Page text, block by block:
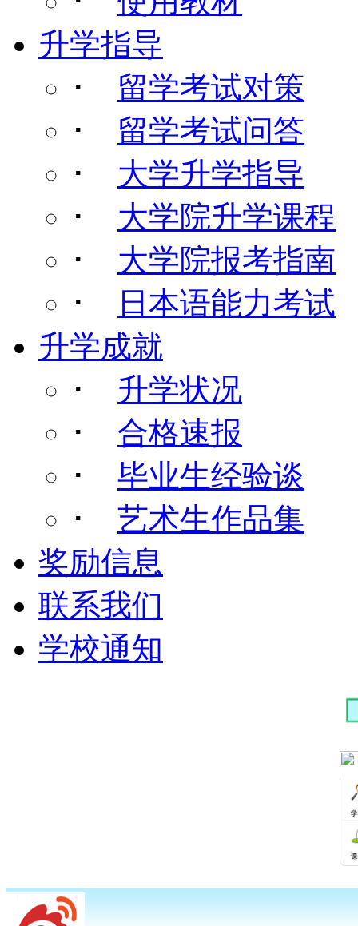
升学指导
･ 留学考试对策
･ 留学考试问答
･ 大学升学指导
･ 大学院升学课程
･ 大学院报考指南
･
日本语能力考试
升学成就
･ 升学状况
･ 合格速报
･ 毕业生经验谈
･ 艺术生作品集
奖励信息
联系我们
学校通知